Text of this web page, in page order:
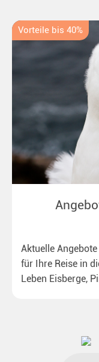
Vorteile bis 40%
Aktuelle
für Ihre Reise in
Leben Eisberge,